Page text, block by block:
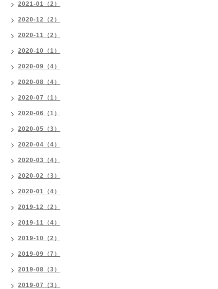
2021-01（2）
2020-12（2）
2020-11（2）
2020-10（1）
2020-09（4）
2020-08（4）
2020-07（1）
2020-06（1）
2020-05（3）
2020-04（4）
2020-03（4）
2020-02（3）
2020-01（4）
2019-12（2）
2019-11（4）
2019-10（2）
2019-09（7）
2019-08（3）
2019-07（3）